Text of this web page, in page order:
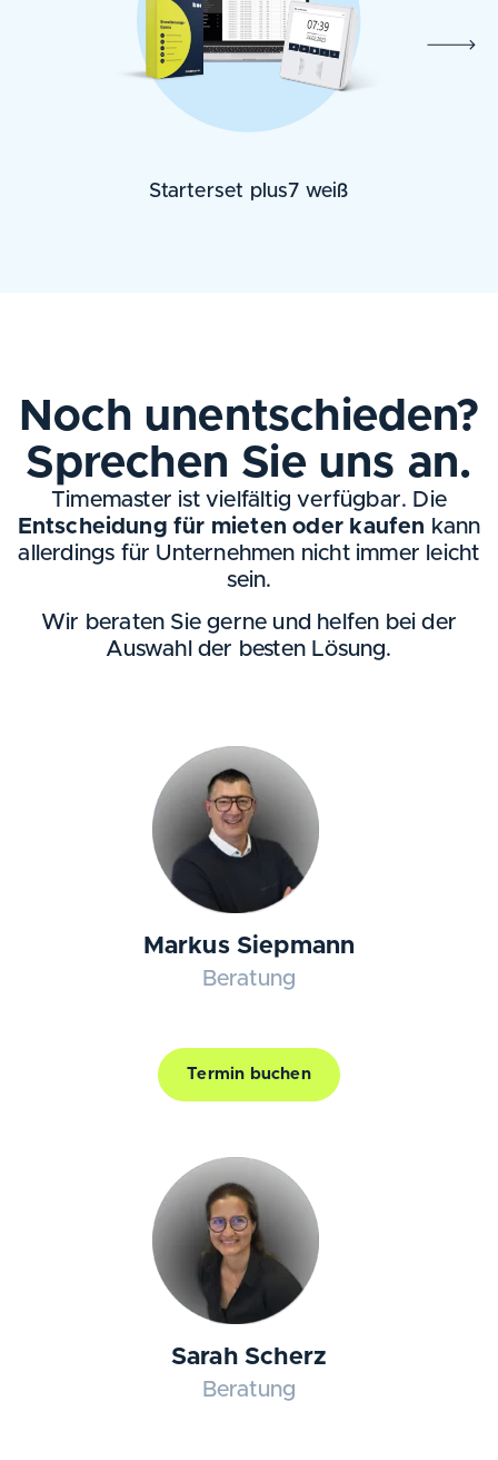
Starterset plus7 weiß
Noch unentschieden?
Sprechen Sie uns an.
Timemaster ist vielfältig verfügbar. Die
Entscheidung für mieten oder kaufen kann
allerdings für Unternehmen nicht immer leicht
sein.
Wir beraten Sie gerne und helfen bei der
Auswahl der besten Lösung.
Markus Siepmann
Beratung
Termin buchen
Sarah Scherz
Beratung